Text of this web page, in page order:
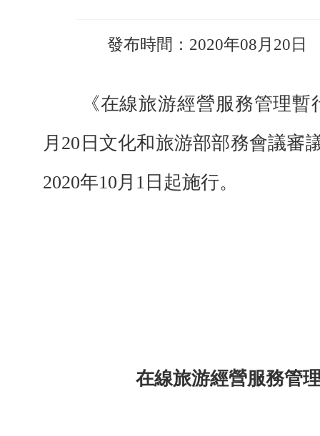
發布時間：2020年08月20日
《在線旅游經營服務管理暫
月20日文化和旅游部部務會議審
2020年10月1日起施行。
在線旅游經營服務管